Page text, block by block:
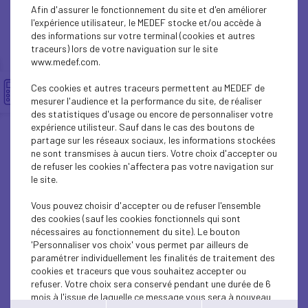
EDUCATION-TRAINING
SOCIAL
SOCIAL
SOCIAL
EDUCATION-TRAINING
EDUCATION-TRAINING
EDUCATION-TRAINING
ECONOMY
INTERNATIONAL - EUROPE
EDUCATION-TRAINING
EDUCATION-TRAINING
Afin d'assurer le fonctionnement du site et d'en améliorer
l'expérience utilisateur, le MEDEF stocke et/ou accède à
des informations sur votre terminal (cookies et autres
traceurs) lors de votre naviguation sur le site
www.medef.com.
Ces cookies et autres traceurs permettent au MEDEF de
mesurer l'audience et la performance du site, de réaliser
des statistiques d'usage ou encore de personnaliser votre
expérience utilisteur. Sauf dans le cas des boutons de
partage sur les réseaux sociaux, les informations stockées
ne sont transmises à aucun tiers. Votre choix d'accepter ou
de refuser les cookies n'affectera pas votre navigation sur
le site.
Vous pouvez choisir d'accepter ou de refuser l'ensemble
des cookies (sauf les cookies fonctionnels qui sont
nécessaires au fonctionnement du site). Le bouton
'Personnaliser vos choix' vous permet par ailleurs de
paramétrer individuellement les finalités de traitement des
cookies et traceurs que vous souhaitez accepter ou
refuser. Votre choix sera conservé pendant une durée de 6
mois à l'issue de laquelle ce message vous sera à nouveau